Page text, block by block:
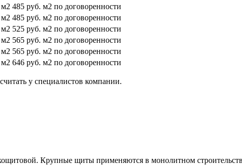
м2 485 руб. м2 по договоренности
м2 485 руб. м2 по договоренности
м2 525 руб. м2 по договоренности
м2 565 руб. м2 по договоренности
м2 565 руб. м2 по договоренности
м2 646 руб. м2 по договоренности
у специалистов компании.
Крупные щиты применяются в монолитном